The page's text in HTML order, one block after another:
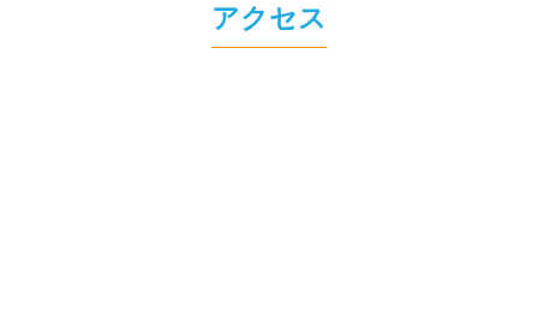
アクセス